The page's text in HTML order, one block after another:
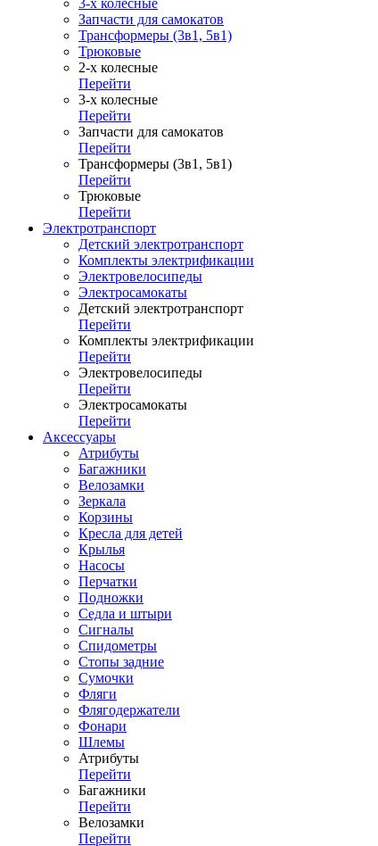
3-х колесные
Запчасти для самокатов
Трансформеры (3в1, 5в1)
Трюковые
2-х колесные
Перейти
3-х колесные
Перейти
Запчасти для самокатов
Перейти
Трансформеры (3в1, 5в1)
Перейти
Трюковые
Перейти
Электротранспорт
Детский электротранспорт
Комплекты электрификации
Электровелосипеды
Электросамокаты
Детский электротранспорт
Перейти
Комплекты электрификации
Перейти
Электровелосипеды
Перейти
Электросамокаты
Перейти
Аксессуары
Атрибуты
Багажники
Велозамки
Зеркала
Корзины
Кресла для детей
Крылья
Насосы
Перчатки
Подножки
Седла и штыри
Сигналы
Спидометры
Стопы задние
Сумочки
Фляги
Флягодержатели
Фонари
Шлемы
Атрибуты
Перейти
Багажники
Перейти
Велозамки
Перейти